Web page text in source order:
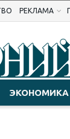
РЕКЛАМА
ЭКОНОМИКА